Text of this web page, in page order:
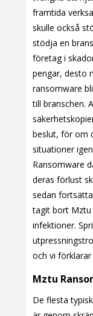
framtida
skulle också
stödja en
företag i
pengar, desto
ransomware
till branschen.
beslut, för om
situationer
Ransomware
deras förlust
sedan
tagit bort Mztu
infektioner.
och vi
Mztu
De flesta